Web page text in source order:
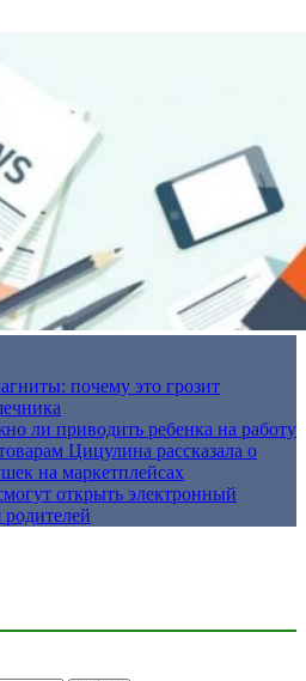
почему это грозит
ли приводить ребенка на работу
Цицулина рассказала о
на маркетплейсах
открыть электронный
родителей